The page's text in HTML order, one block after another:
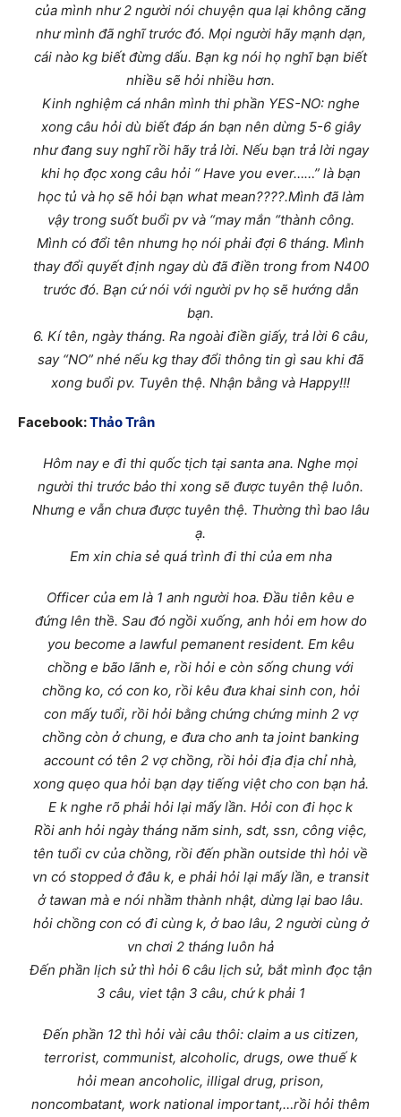
của mình như 2 người nói chuyện qua lại không căng
như mình đã nghĩ trước đó. Mọi người hãy mạnh dạn,
cái nào kg biết đừng dấu. Bạn kg nói họ nghĩ bạn biết
nhiều sẽ hỏi nhiều hơn.
Kinh nghiệm cá nhân mình thi phần YES-NO: nghe
xong câu hỏi dù biết đáp án bạn nên dừng 5-6 giây
như đang suy nghĩ rồi hãy trả lời. Nếu bạn trả lời ngay
khi họ đọc xong câu hỏi “ Have you ever……” là bạn
học tủ và họ sẽ hỏi bạn what mean????.Mình đã làm
vậy trong suốt buổi pv và “may mắn “thành công.
Mình có đổi tên nhưng họ nói phải đợi 6 tháng. Mình
thay đổi quyết định ngay dù đã điền trong from N400
trước đó. Bạn cứ nói với người pv họ sẽ hướng dẫn
bạn.
6. Kí tên, ngày tháng. Ra ngoài điền giấy, trả lời 6 câu,
say “NO” nhé nếu kg thay đổi thông tin gì sau khi đã
xong buổi pv. Tuyên thệ. Nhận bằng và Happy!!!
Facebook:Thảo Trân
Hôm nay e đi thi quốc tịch tại santa ana. Nghe mọi
người thi trước bảo thi xong sẽ được tuyên thệ luôn.
Nhưng e vẫn chưa được tuyên thệ. Thường thì bao lâu
ạ.
Em xin chia sẻ quá trình đi thi của em nha
Officer của em là 1 anh người hoa. Đầu tiên kêu e
đứng lên thề. Sau đó ngồi xuống, anh hỏi em how do
you become a lawful pemanent resident. Em kêu
chồng e bão lãnh e, rồi hỏi e còn sống chung với
chồng ko, có con ko, rồi kêu đưa khai sinh con, hỏi
con mấy tuổi, rồi hỏi bằng chứng chứng minh 2 vợ
chồng còn ở chung, e đưa cho anh ta joint banking
account có tên 2 vợ chồng, rồi hỏi địa địa chỉ nhà,
xong quẹo qua hỏi bạn dạy tiếng việt cho con bạn hả.
E k nghe rõ phải hỏi lại mấy lần. Hỏi con đi học k
Rồi anh hỏi ngày tháng năm sinh, sdt, ssn, công việc,
tên tuổi cv của chồng, rồi đến phần outside thì hỏi về
vn có stopped ở đâu k, e phải hỏi lại mấy lần, e transit
ở tawan mà e nói nhầm thành nhật, dừng lại bao lâu.
hỏi chồng con có đi cùng k, ở bao lâu, 2 người cùng ở
vn chơi 2 tháng luôn hả
Đến phần lịch sử thì hỏi 6 câu lịch sử, bắt mình đọc tận
3 câu, viet tận 3 câu, chứ k phải 1
Đến phần 12 thì hỏi vài câu thôi: claim a us citizen,
terrorist, communist, alcoholic, drugs, owe thuế k
hỏi mean ancoholic, illigal drug, prison,
noncombatant, work national important,…rồi hỏi thêm